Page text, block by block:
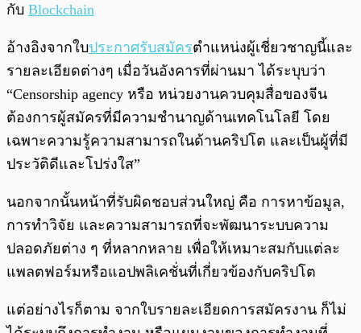
กับ Blockchain
อ้างอิงจากใบประกาศรับสมัครตำแหน่งผู้เชี่ยวชาญนี้และ
รายละเอียดต่างๆ เมื่อวันอังคารที่ผ่านมา ได้ระบุบว่า
“Censorship agency หรือ หน่วยงานควบคุมสื่อของจีน
ต้องการผู้สมัครที่มีความชำนาญด้านเทคโนโลยี โดย
เฉพาะความรู้ความสามารถในด้านคริปโต และเป็นผู้ที่มี
ประวัติดีและโปร่งใส”
นอกจากนั้นหน้าที่รับผิดชอบส่วนใหญ่ คือ การหาข้อมูล,
การทำวิจัย และความสามารถที่จะพัฒนาระบบความ
ปลอดภัยต่าง ๆ ที่หลากหลาย เพื่อให้เหมาะสมกับแต่ละ
แพลตฟอร์มหรือแอปพลิเคชั่นที่เกี่ยวข้องกับคริปโต
แต่อย่างไรก็ตาม จากใบรายละเอียดการสมัครงาน ก็ไม่